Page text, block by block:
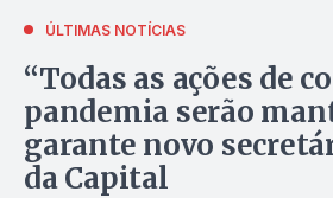
ÚLTIMAS NOTÍCIAS
“Todas as ações de
pandemia serão
garante novo
da Capital